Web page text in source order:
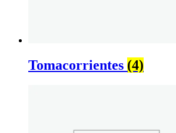
Tomacorrientes (4)